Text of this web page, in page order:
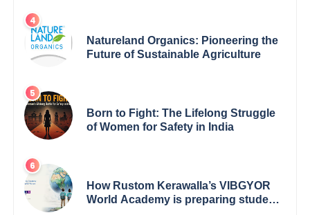
Natureland Organics: Pioneering the
Future of Sustainable Agriculture
Born to Fight: The Lifelong Struggle
of Women for Safety in India
How Rustom Kerawalla’s VIBGYOR
World Academy is preparing students